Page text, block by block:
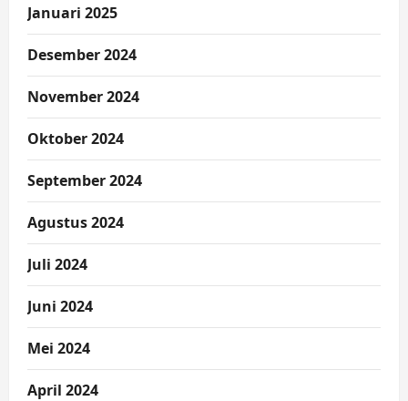
Januari 2025
Desember 2024
November 2024
Oktober 2024
September 2024
Agustus 2024
Juli 2024
Juni 2024
Mei 2024
April 2024